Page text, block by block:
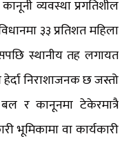
व्यवस्था प्रगतिशील
३३ प्रतिशत महिला
स्थानीय तह लगायत
निराशाजनक छ जस्तो
र कानूनमा टेकेरमात्रै
भूमिकामा वा कार्यकारी